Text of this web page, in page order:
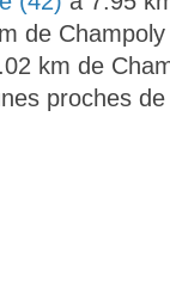
de Champoly
km de
proches